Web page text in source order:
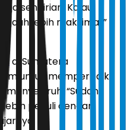
sendirian. Kalau
jauh lebih maksimal,”
di Sumatera
untuk memperbaiki
“Sudah
peduli dengan